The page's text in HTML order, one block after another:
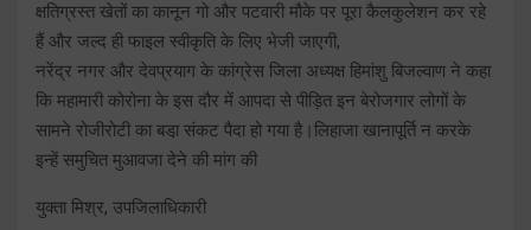
क्षतिग्रस्त खेतों का कानून गो और पटवारी मौके पर पूरा कैलकुलेशन कर रहे
हैं और जल्द ही फाइल स्वीकृति के लिए भेजी जाएगी,
नरेंद्र नगर और देवप्रयाग के कांग्रेस जिला अध्यक्ष हिमांशु बिजल्वाण ने कहा
कि महामारी कोरोना के इस दौर में आपदा से पीड़ित इन बेरोजगार लोगों के
सामने रोजीरोटी का बडा़ संकट पैदा हो गया है।लिहाजा खानापूर्ति न करके
इन्हें समुचित मुआवजा देने की मांग की
युक्ता मिश्र, उपजिलाधिकारी